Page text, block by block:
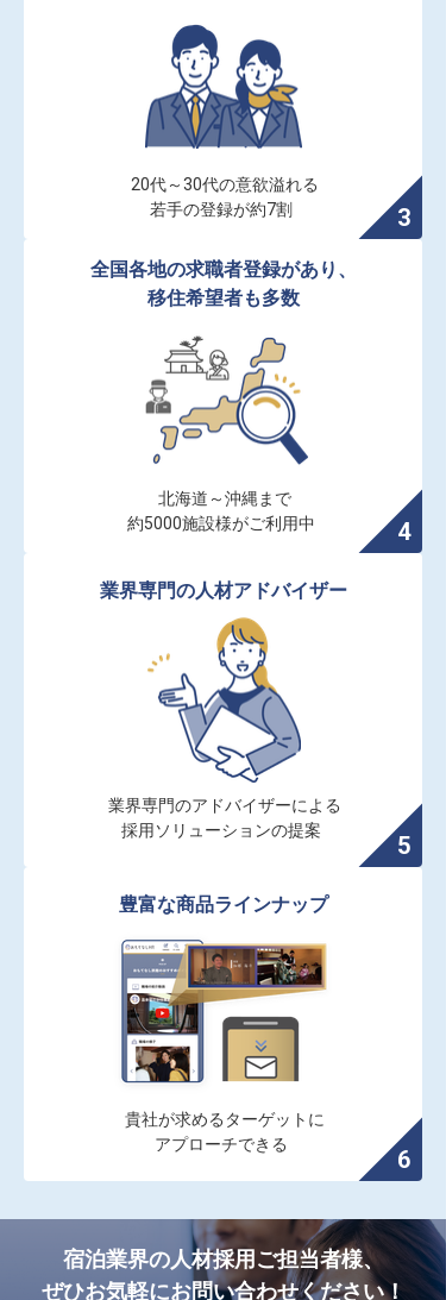
20代～30代の意欲溢れる
若手の登録が約7割
全国各地の求職者登録があり、
移住希望者も多数
北海道～沖縄まで
約5000施設様がご利用中
業界専門の人材アドバイザー
業界専門のアドバイザーによる
採用ソリューションの提案
豊富な商品ラインナップ
貴社が求めるターゲットに
アプローチできる
宿泊業界の人材採用ご担当者様、
ぜひお気軽にお問い合わせください！